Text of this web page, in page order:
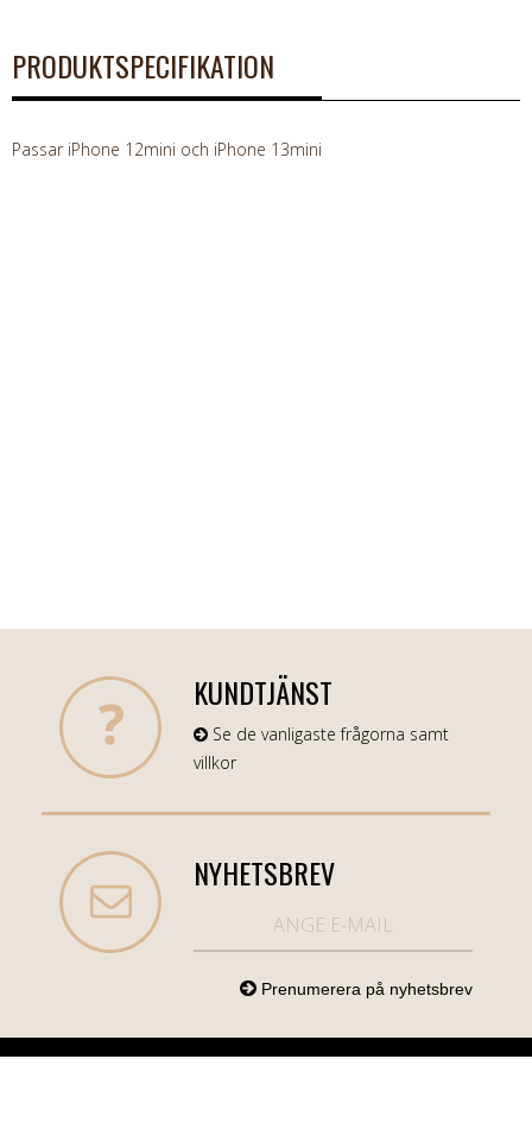
PRODUKTSPECIFIKATION
Passar iPhone 12mini och iPhone 13mini
KUNDTJÄNST
Se de vanligaste frågorna samt
villkor
NYHETSBREV